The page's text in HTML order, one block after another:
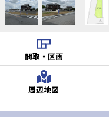
間取・区画
周辺地図